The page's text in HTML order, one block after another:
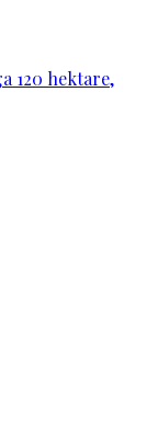
120 hektare,